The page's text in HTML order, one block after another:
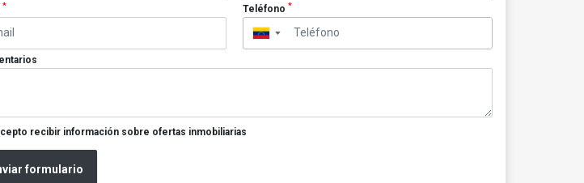
* Teléfono *
▼
recibir información sobre ofertas inmobiliarias
formulario